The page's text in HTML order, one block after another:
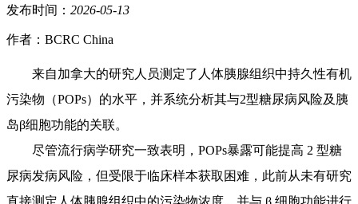
发布时间： 2026-05-13
作者：BCRC China
来自加拿大的研究人员测定了人体胰腺组织中持久性有机
污染物（POPs）的水平，并系统分析其与2型糖尿病风险及胰
岛β细胞功能的关联。
尽管流行病学研究一致表明，POPs暴露可能提高 2 型糖
尿病发病风险，但受限于临床样本获取困难，此前从未有研究